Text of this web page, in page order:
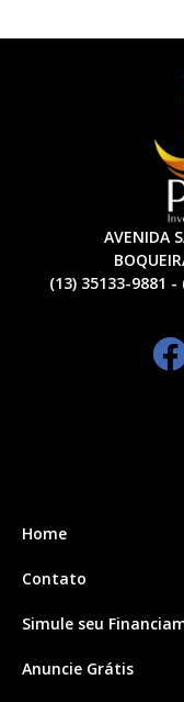
AVENIDA
(13) 35133-9881 -
Home
Contato
Simule seu
Anuncie Grátis